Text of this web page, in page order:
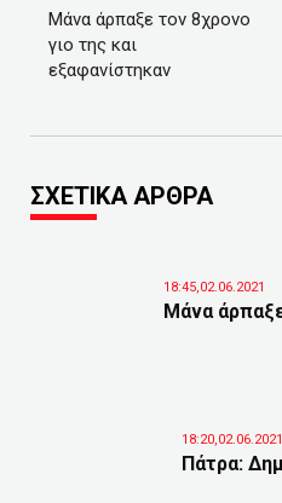
Μάνα άρπαξε τον 8χρονο
γιο της και
εξαφανίστηκαν
ΣΧΕΤΙΚΑ ΑΡΘΡΑ
18:45,02.06.2021
Μάνα
18:20,02.06.2021
Πάτρα: